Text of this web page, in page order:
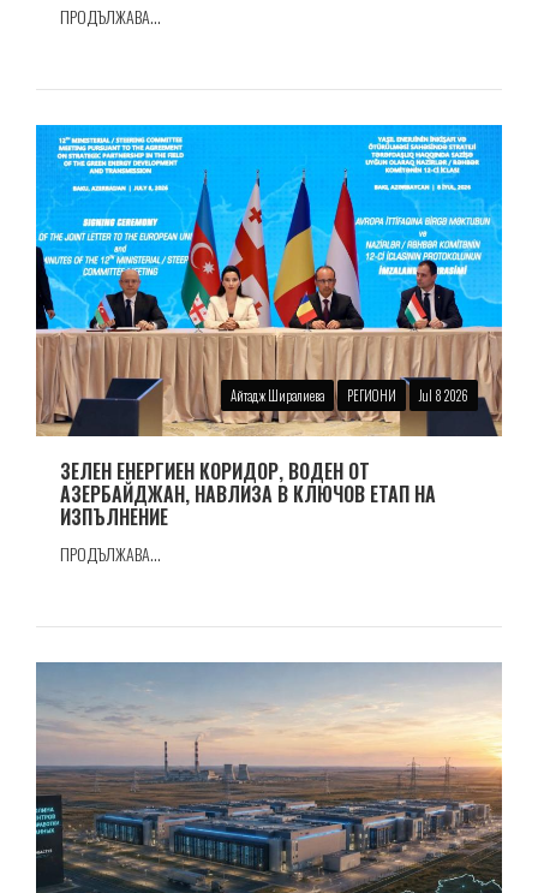
ПРОДЪЛЖАВА...
Айтадж Ширалиева РЕГИОНИ Jul 8 2026
ЗЕЛЕН ЕНЕРГИЕН КОРИДОР, ВОДЕН ОТ
АЗЕРБАЙДЖАН, НАВЛИЗА В КЛЮЧОВ ЕТАП НА
ИЗПЪЛНЕНИЕ
ПРОДЪЛЖАВА...